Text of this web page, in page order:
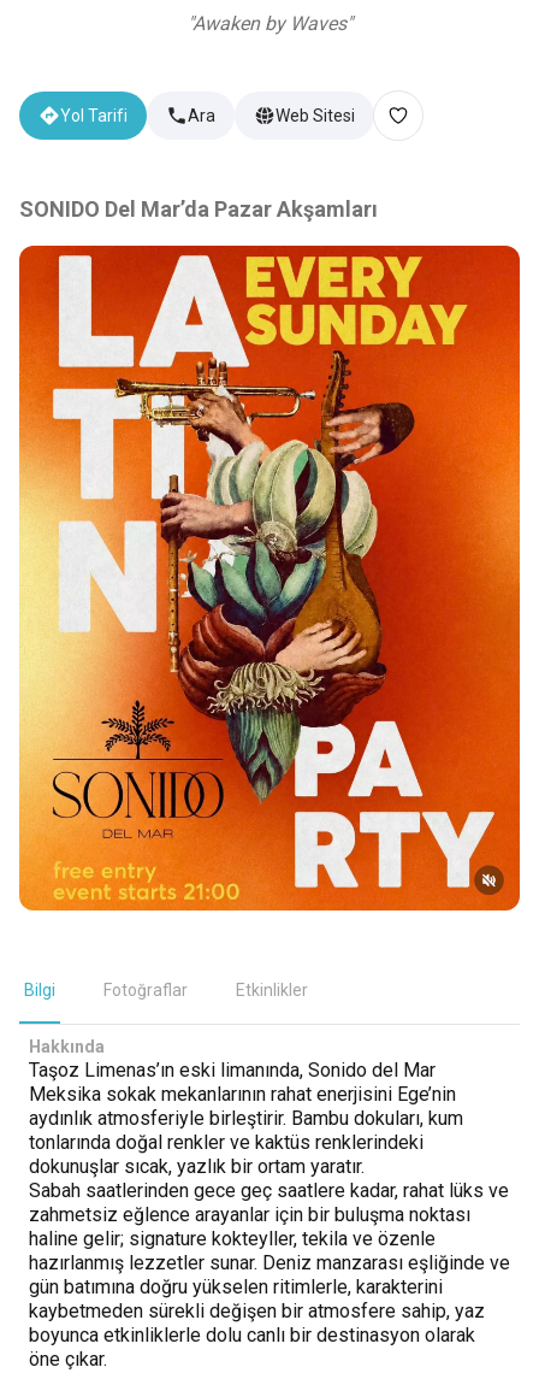
"Awaken by Waves"
Yol Tarifi Ara Web Sitesi
SONIDO Del Mar’da Pazar Akşamları
Bilgi Fotoğraflar Etkinlikler
Hakkında
Taşoz Limenas’ın eski limanında, Sonido del Mar
Meksika sokak mekanlarının rahat enerjisini Ege’nin
aydınlık atmosferiyle birleştirir. Bambu dokuları, kum
tonlarında doğal renkler ve kaktüs renklerindeki
dokunuşlar sıcak, yazlık bir ortam yaratır.
Sabah saatlerinden gece geç saatlere kadar, rahat lüks ve
zahmetsiz eğlence arayanlar için bir buluşma noktası
haline gelir; signature kokteyller, tekila ve özenle
hazırlanmış lezzetler sunar. Deniz manzarası eşliğinde ve
gün batımına doğru yükselen ritimlerle, karakterini
kaybetmeden sürekli değişen bir atmosfere sahip, yaz
boyunca etkinliklerle dolu canlı bir destinasyon olarak
öne çıkar.